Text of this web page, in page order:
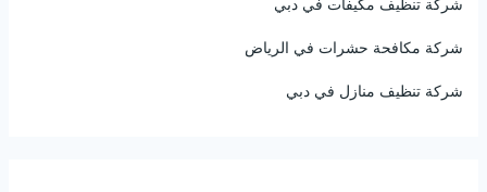
شركة تنظيف مكيفات في دبي
شركة مكافحة حشرات في الرياض
شركة تنظيف منازل في دبي